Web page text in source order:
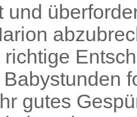
und
gutes